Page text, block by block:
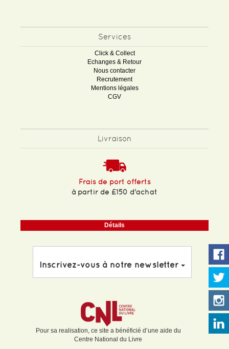
Services
Click & Collect
Echanges & Retour
Nous contacter
Recrutement
Mentions légales
CGV
Livraison
Frais de port offerts
à partir de £150 d'achat
Détails
Inscrivez-vous à notre newsletter
Pour sa realisation, ce site a bénéficié d’une aide du
Centre National du Livre